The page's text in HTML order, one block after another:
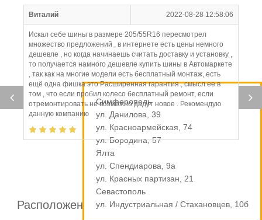
Виталий 2022-08-28 12:58:06
Искал себе шины в размере 205/55R16 пересмотрел
множество предложений , в интернете есть цены немного
дешевле , но когда начинаешь считать доставку и установку ,
то получается намного дешевле купить шины в Автомаркете
, так как на многие модели есть бесплатный монтаж, есть
ещё одна фишка это Расширенная гарантия , смысл ее в
том , что если пробил колесо бесплатный ремонт, если
отремонтировать не возможно дадут новое . Рекомендую
данную компанию
Расположение шинных центров компании
Симферополь
ул. Данилова, 39
ул. Красноармейская, 74
ул. Бородина, 57
Ялта
ул. Спендиарова, 9а
ул. Красных партизан, 21
Севастополь
ул. Индустриальная / Стахановцев, 10б